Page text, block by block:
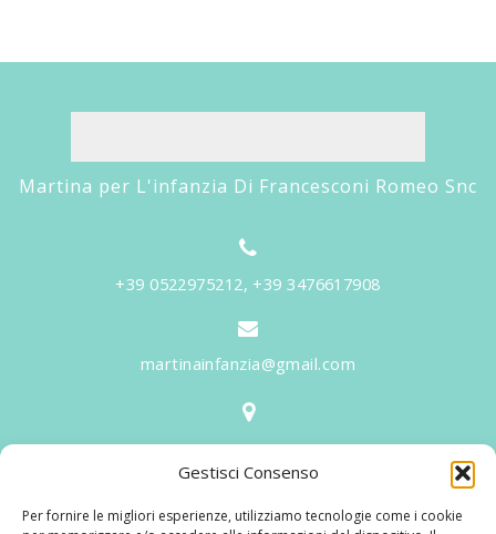
Gestisci Consenso
Per fornire le migliori esperienze, utilizziamo tecnologie come i cookie
Martina per L'infanzia Di Francesconi Romeo Snc
+39 0522975212, +39 3476617908
martinainfanzia@gmail.com
V.le Tiziano, 20 - 42046 Reggiolo